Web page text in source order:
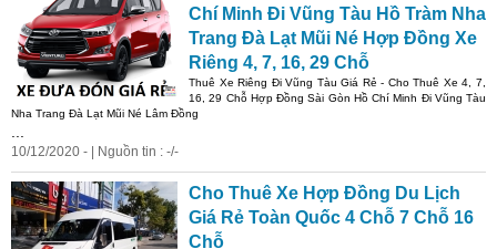
Chí Minh Đi Vũng Tàu Hồ Tràm Nha
Trang Đà Lạt Mũi Né Hợp Đồng Xe
Riêng 4, 7, 16, 29 Chỗ
Thuê Xe Riêng Đi Vũng Tàu Giá Rẻ - Cho Thuê Xe 4, 7,
16, 29 Chỗ Hợp Đồng Sài Gòn Hồ Chí Minh Đi Vũng Tàu
Nha Trang Đà Lạt Mũi Né Lâm Đồng
10/12/2020 - | Nguồn tin : -/-
Cho Thuê Xe Hợp Đồng Du Lịch
Giá Rẻ Toàn Quốc 4 Chỗ 7 Chỗ 16
Chỗ